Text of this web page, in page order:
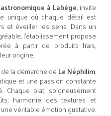
à Labège, invite
unique où chaque détail est
et éveiller les sens. Dans un
l’établissement propose
à partir de produits frais,
origine.
la démarche de Le Néphilim,
et une passion constante
Chaque plat, soigneusement
harmonie des textures et
véritable émotion gustative.